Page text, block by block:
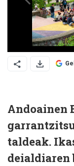
Andoainen
taldeak.
deialdiaren